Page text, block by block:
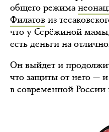
общего режима
Филатов из
что у Серёжиной
есть деньги на
Он выйдет и
что защиты от него —
в современной России